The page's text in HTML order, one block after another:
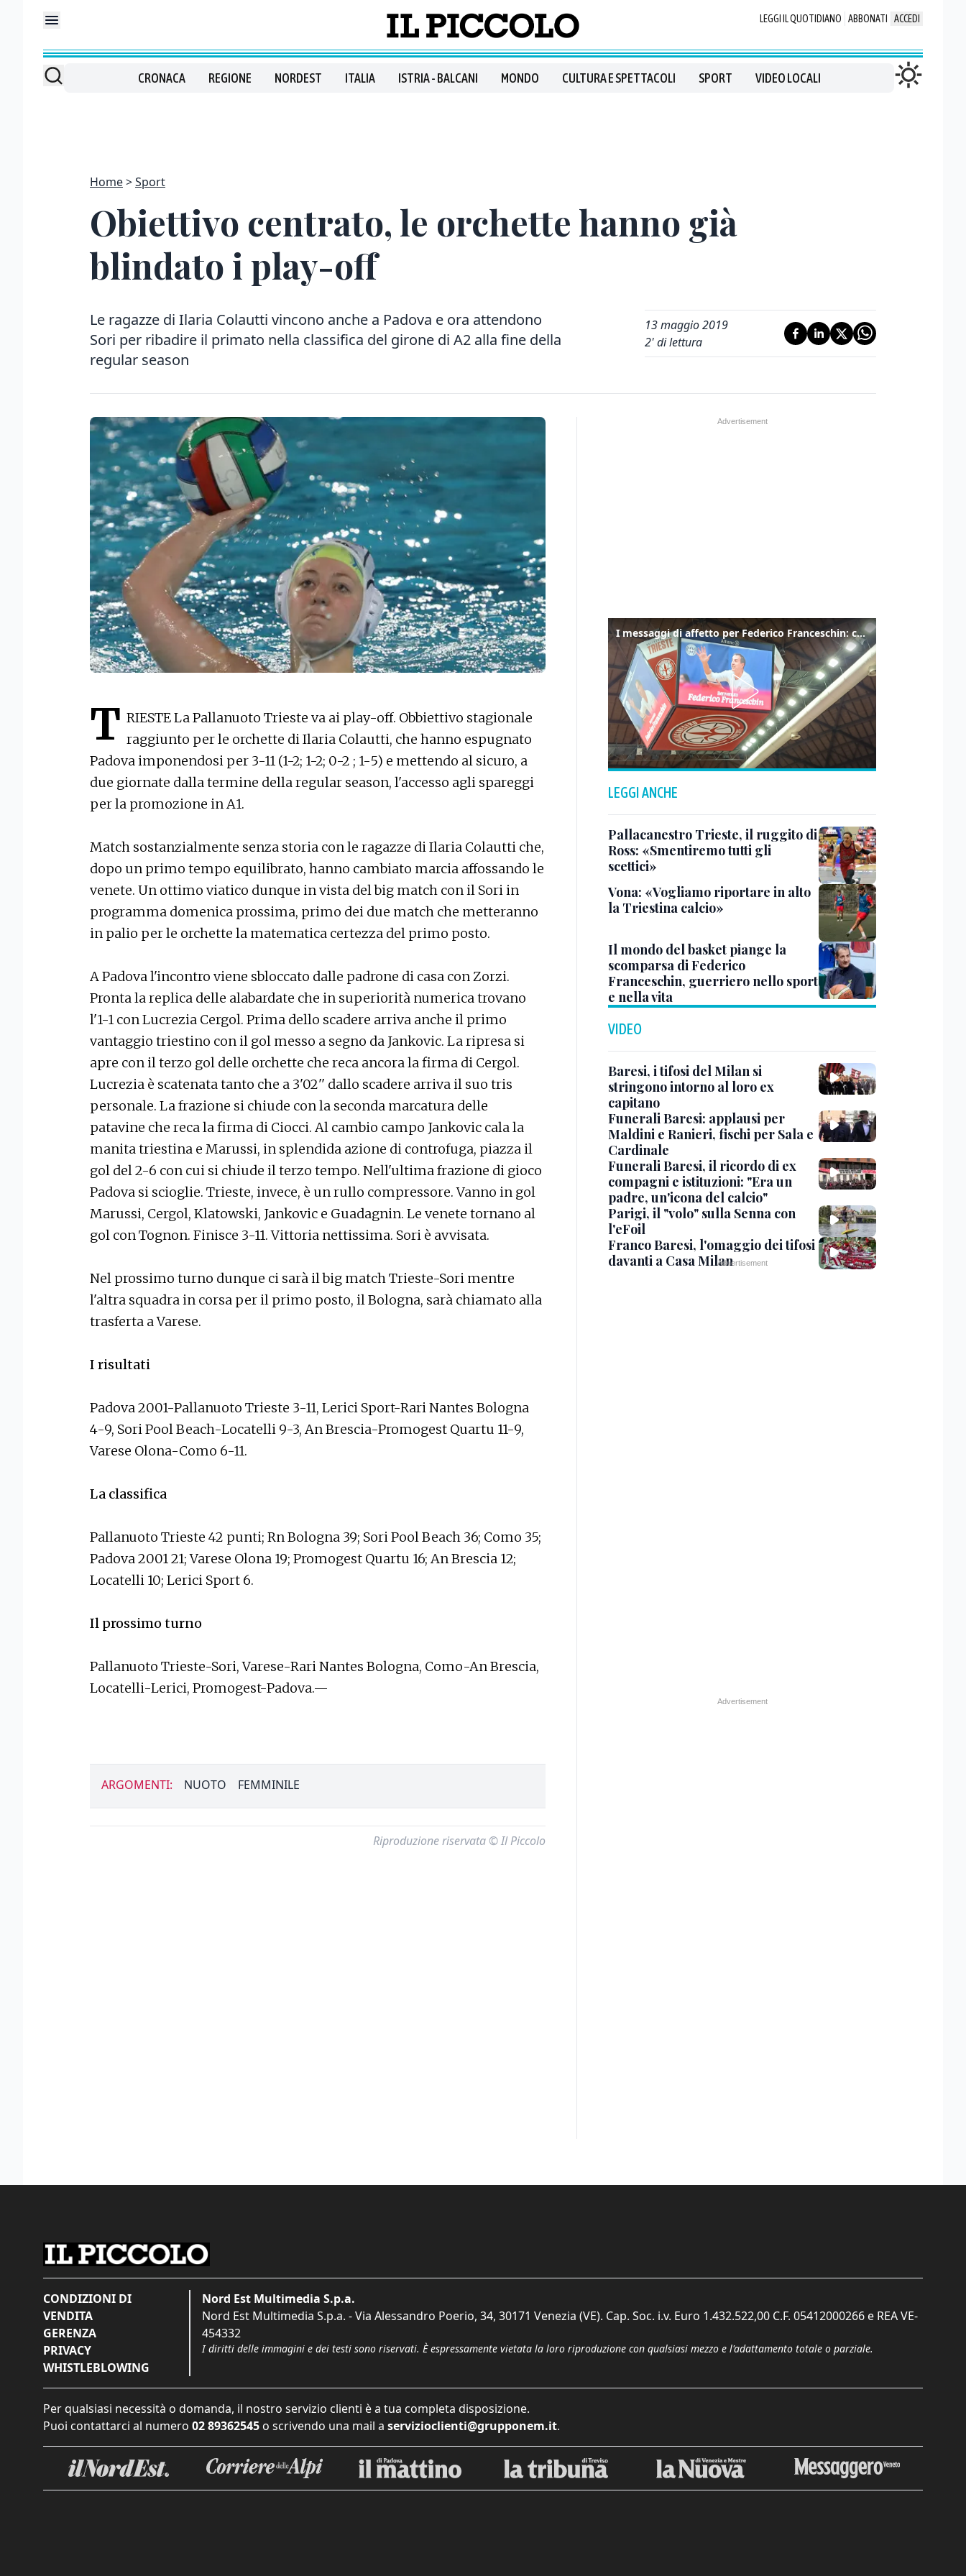
LEGGI IL QUOTIDIANO ABBONATI ACCEDI
CRONACA REGIONE NORDEST ITALIA ISTRIA - BALCANI MONDO CULTURA E SPETTACOLI SPORT VIDEO LOCALI
Home Sport
Obiettivo centrato, le orchette hanno già
blindato i play-off
Le ragazze di Ilaria Colautti vincono anche a Padova e ora attendono
Sori per ribadire il primato nella classifica del girone di A2 alla fine della
regular season
13 maggio 2019
2' di lettura
T RIESTE La Pallanuoto Trieste va ai play-off. Obbiettivo stagionale
raggiunto per le orchette di Ilaria Colautti, che hanno espugnato
Padova imponendosi per 3-11 (1-2; 1-2; 0-2 ; 1-5) e mettendo al sicuro, a
due giornate dalla termine della regular season, l'accesso agli spareggi
per la promozione in A1.
Match sostanzialmente senza storia con le ragazze di Ilaria Colautti che,
dopo un primo tempo equilibrato, hanno cambiato marcia affossando le
venete. Un ottimo viatico dunque in vista del big match con il Sori in
programma domenica prossima, primo dei due match che metteranno
in palio per le orchette la matematica certezza del primo posto.
A Padova l'incontro viene sbloccato dalle padrone di casa con Zorzi.
Pronta la replica delle alabardate che in superiorità numerica trovano
l'1-1 con Lucrezia Cergol. Prima dello scadere arriva anche il primo
vantaggio triestino con il gol messo a segno da Jankovic. La ripresa si
apre con il terzo gol delle orchette che reca ancora la firma di Cergol.
Lucrezia è scatenata tanto che a 3'02'' dallo scadere arriva il suo tris
personale. La frazione si chiude con la seconda marcatura delle
patavine che reca la firma di Ciocci. Al cambio campo Jankovic cala la
manita triestina e Marussi, in splendida azione di controfuga, piazza il
gol del 2-6 con cui si chiude il terzo tempo. Nell'ultima frazione di gioco
Padova si scioglie. Trieste, invece, è un rullo compressore. Vanno in gol
Marussi, Cergol, Klatowski, Jankovic e Guadagnin. Le venete tornano al
gol con Tognon. Finisce 3-11. Vittoria nettissima. Sori è avvisata.
Nel prossimo turno dunque ci sarà il big match Trieste-Sori mentre
l'altra squadra in corsa per il primo posto, il Bologna, sarà chiamato alla
trasferta a Varese.
I risultati
Padova 2001-Pallanuoto Trieste 3-11, Lerici Sport-Rari Nantes Bologna
4-9, Sori Pool Beach-Locatelli 9-3, An Brescia-Promogest Quartu 11-9,
Varese Olona-Como 6-11.
La classifica
Pallanuoto Trieste 42 punti; Rn Bologna 39; Sori Pool Beach 36; Como 35;
Padova 2001 21; Varese Olona 19; Promogest Quartu 16; An Brescia 12;
Locatelli 10; Lerici Sport 6.
Il prossimo turno
Pallanuoto Trieste-Sori, Varese-Rari Nantes Bologna, Como-An Brescia,
Locatelli-Lerici, Promogest-Padova.—
ARGOMENTI: NUOTO FEMMINILE
Riproduzione riservata © Il Piccolo
I messaggi di affetto per Federico Franceschin: così il mondo del basket gli è stato accanto fino all’ultimo
LEGGI ANCHE
Pallacanestro Trieste, il ruggito di
Ross: «Smentiremo tutti gli
scettici»
Vona: «Vogliamo riportare in alto
la Triestina calcio»
Il mondo del basket piange la
scomparsa di Federico
Franceschin, guerriero nello sport
e nella vita
VIDEO
Baresi, i tifosi del Milan si
stringono intorno al loro ex
capitano
Funerali Baresi: applausi per
Maldini e Ranieri, fischi per Sala e
Cardinale
Funerali Baresi, il ricordo di ex
compagni e istituzioni: "Era un
padre, un'icona del calcio"
Parigi, il "volo" sulla Senna con
l'eFoil
Franco Baresi, l'omaggio dei tifosi
davanti a Casa Milan
CONDIZIONI DI
VENDITA
GERENZA
PRIVACY
WHISTLEBLOWING
Nord Est Multimedia S.p.a.
Nord Est Multimedia S.p.a. - Via Alessandro Poerio, 34, 30171 Venezia (VE). Cap. Soc. i.v. Euro 1.432.522,00 C.F. 05412000266 e REA VE-
454332
I diritti delle immagini e dei testi sono riservati. È espressamente vietata la loro riproduzione con qualsiasi mezzo e l'adattamento totale o parziale.
Per qualsiasi necessità o domanda, il nostro servizio clienti è a tua completa disposizione.
Puoi contattarci al numero 02 89362545 o scrivendo una mail a servizioclienti@grupponem.it.